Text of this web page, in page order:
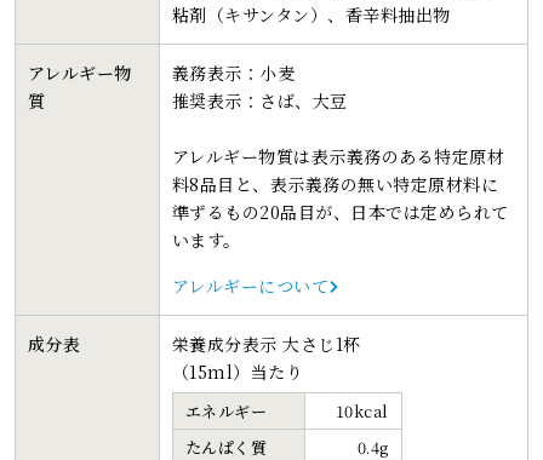
粘剤（キサンタン）、香辛料抽出物
アレルギー物
質
義務表示：小麦
推奨表示：さば、大豆
アレルギー物質は表示義務のある特定原材
料8品目と、表示義務の無い特定原材料に
準ずるもの20品目が、日本では定められて
います。
アレルギーについて
成分表
栄養成分表示 大さじ1杯
（15ml）当たり
エネルギー
10kcal
たんぱく質
0.4g